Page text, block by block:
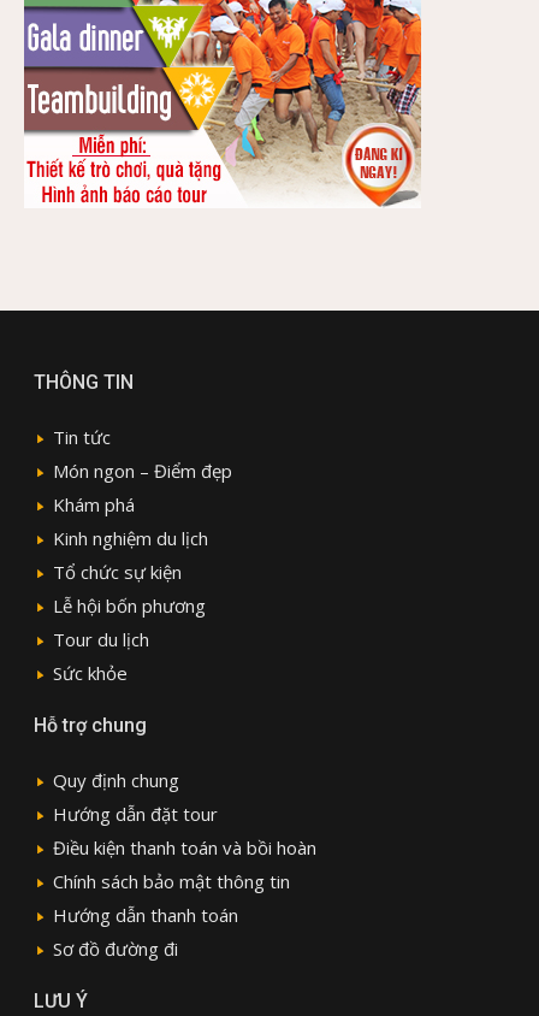
THÔNG TIN
Tin tức
Món ngon – Điểm đẹp
Khám phá
Kinh nghiệm du lịch
Tổ chức sự kiện
Lễ hội bốn phương
Tour du lịch
Sức khỏe
Hỗ trợ chung
Quy định chung
Hướng dẫn đặt tour
Điều kiện thanh toán và bồi hoàn
Chính sách bảo mật thông tin
Hướng dẫn thanh toán
Sơ đồ đường đi
LƯU Ý